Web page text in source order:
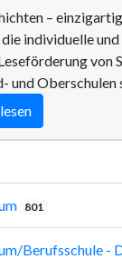
–
individuelle und
von
und Oberschulen
801
Berufsschule -